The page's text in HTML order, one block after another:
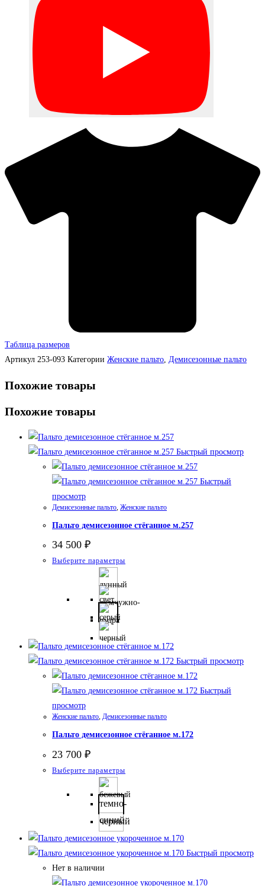
Таблица размеров
Артикул 253-093 Категории Женские пальто, Демисезонные пальто
Похожие товары
Похожие товары
Быстрый просмотр
Быстрый
просмотр
Демисезонные пальто, Женские пальто
Пальто демисезонное стёганное м.257
34 500 ₽
Выберите параметры
имеет
несколько
Опции
можно
выбрать
на
странице
Быстрый просмотр
Быстрый
просмотр
Женские пальто, Демисезонные пальто
Пальто демисезонное стёганное м.172
23 700 ₽
Выберите параметры
имеет
Опции
можно
темно-
синий
черный
Быстрый просмотр
Нет в наличии